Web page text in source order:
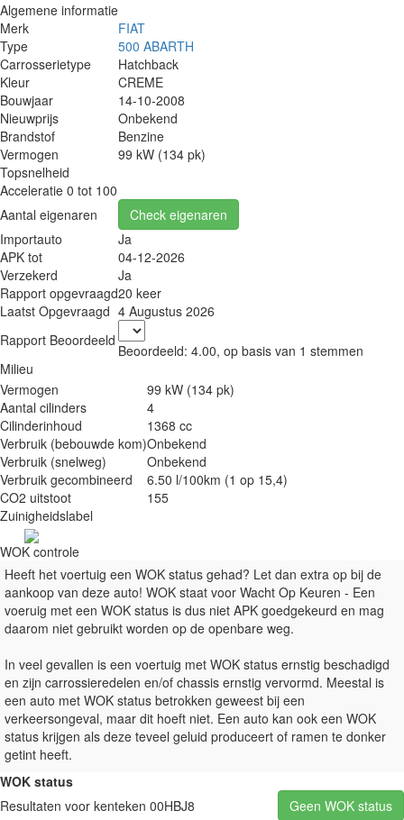
Algemene informatie
Merk
FIAT
Type
500 ABARTH
Carrosserietype
Hatchback
Kleur
CREME
Bouwjaar
14-10-2008
Nieuwprijs
Onbekend
Brandstof
Benzine
Vermogen
99 kW (134 pk)
Topsnelheid
Acceleratie 0 tot 100
Aantal eigenaren
Check eigenaren
Importauto
Ja
APK tot
04-12-2026
Verzekerd
Ja
Rapport opgevraagd20 keer
Laatst Opgevraagd 4 Augustus 2026
Rapport Beoordeeld
Beoordeeld: 4.00, op basis van 1 stemmen
Milieu
Vermogen
99 kW (134 pk)
Aantal cilinders
4
Cilinderinhoud
1368 cc
Verbruik (bebouwde kom)Onbekend
Verbruik (snelweg)
Onbekend
Verbruik gecombineerd
6.50 l/100km (1 op 15,4)
CO2 uitstoot
155
Zuinigheidslabel
WOK controle
Heeft het voertuig een WOK status gehad? Let dan extra op bij de
aankoop van deze auto! WOK staat voor Wacht Op Keuren - Een
voeruig met een WOK status is dus niet APK goedgekeurd en mag
daarom niet gebruikt worden op de openbare weg.
In veel gevallen is een voertuig met WOK status ernstig beschadigd
en zijn carrossieredelen en/of chassis ernstig vervormd. Meestal is
een auto met WOK status betrokken geweest bij een
verkeersongeval, maar dit hoeft niet. Een auto kan ook een WOK
status krijgen als deze teveel geluid produceert of ramen te donker
getint heeft.
WOK status
Resultaten voor kenteken 00HBJ8
Geen WOK status